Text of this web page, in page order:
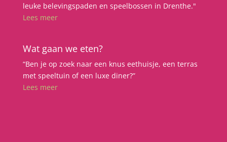
leuke belevingspaden en speelbossen in Drenthe."
Lees meer
Wat gaan we eten?
“Ben je op zoek naar een knus eethuisje, een terras
met speeltuin of een luxe diner?”
Lees meer